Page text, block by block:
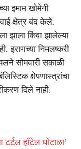
इमाम खोमेनी
क्षेत्र बंद केले.
झाला किंवा झालेल्या
इराणच्या निमलष्करी
सोमवारी सकाळी
क्षेपणास्त्रांचा
दिले नाही.
टर्टल हॉटेल घोटाळा’